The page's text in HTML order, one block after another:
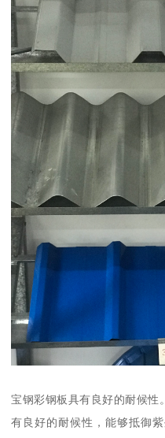
宝钢彩钢板具有良好的耐候性
有良好的耐候性，能够抵御